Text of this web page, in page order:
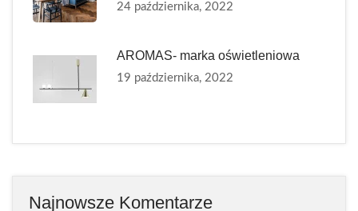
24 października, 2022
AROMAS- marka oświetleniowa
19 października, 2022
Najnowsze Komentarze